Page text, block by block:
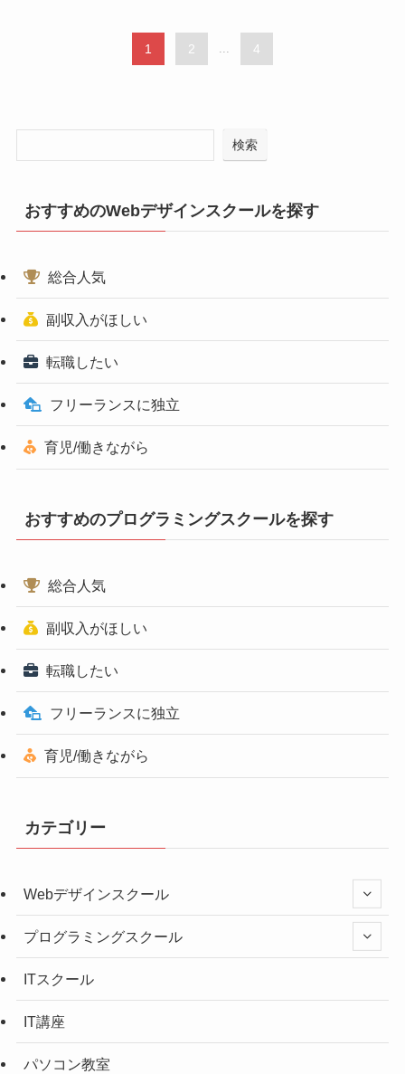
1 2 ... 4
検索
おすすめのWebデザインスクールを探す
総合人気
副収入がほしい
転職したい
フリーランスに独立
育児/働きながら
おすすめのプログラミングスクールを探す
総合人気
副収入がほしい
転職したい
フリーランスに独立
育児/働きながら
カテゴリー
Webデザインスクール
プログラミングスクール
ITスクール
IT講座
パソコン教室